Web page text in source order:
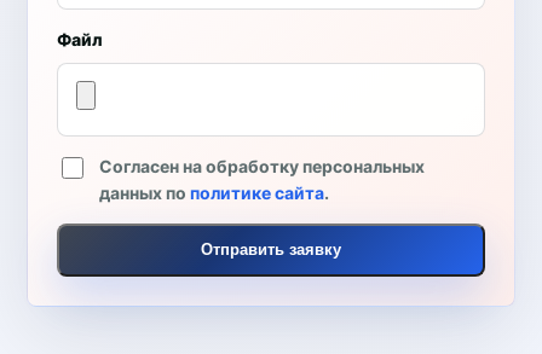
Файл
Согласен на обработку персональных
данных пополитике сайта.
Отправить заявку